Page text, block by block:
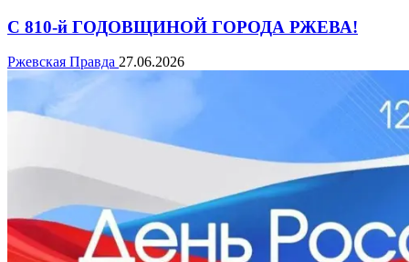
С 810-й ГОДОВЩИНОЙ ГОРОДА РЖЕВА!
Ржевская Правда 27.06.2026